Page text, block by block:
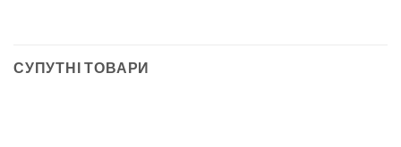
СУПУТНІ ТОВАРИ